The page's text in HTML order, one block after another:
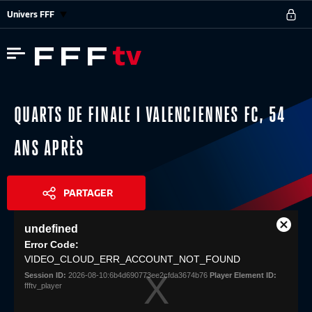
Univers FFF
QUARTS DE FINALE I VALENCIENNES FC, 54
ANS APRÈS
PARTAGER
Share
modal
undefined
Error Code:
VIDEO_CLOUD_ERR_ACCOUNT_NOT_FOUND
Session ID: 2026-08-10:6b4d690773ee2cfda3674b76 Player Element ID:
ffftv_player
Close